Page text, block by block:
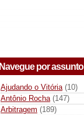
Navegue por assunto
Ajudando o Vitória (10)
Antônio Rocha (147)
Arbitragem (189)